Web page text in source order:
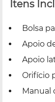
Itens
Bolsa
Apoio
Apoio
Orifício
Manual